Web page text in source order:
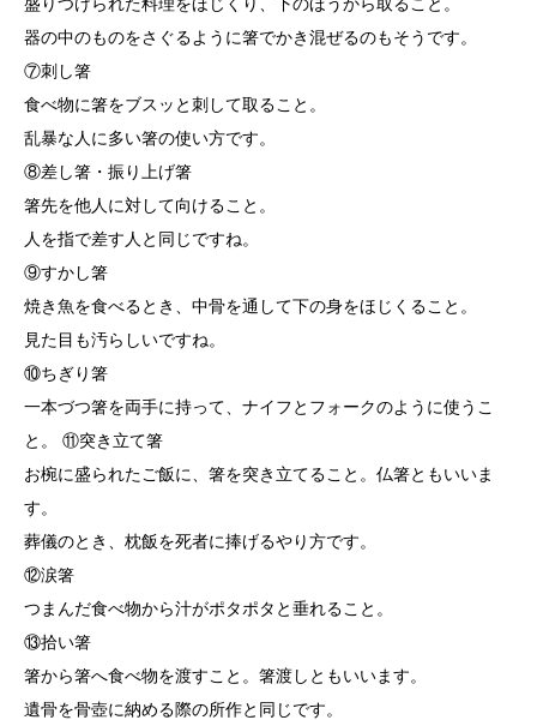
盛りつけられた料理をほじくり、下のほうから取ること。
器の中のものをさぐるように箸でかき混ぜるのもそうです。
⑦刺し箸
食べ物に箸をブスッと刺して取ること。
乱暴な人に多い箸の使い方です。
⑧差し箸・振り上げ箸
箸先を他人に対して向けること。
人を指で差す人と同じですね。
⑨すかし箸
焼き魚を食べるとき、中骨を通して下の身をほじくること。
見た目も汚らしいですね。
⑩ちぎり箸
一本づつ箸を両手に持って、ナイフとフォークのように使うこ
と。 ⑪突き立て箸
お椀に盛られたご飯に、箸を突き立てること。仏箸ともいいま
す。
葬儀のとき、枕飯を死者に捧げるやり方です。
⑫涙箸
つまんだ食べ物から汁がポタポタと垂れること。
⑬拾い箸
箸から箸へ食べ物を渡すこと。箸渡しともいいます。
遺骨を骨壺に納める際の所作と同じです。